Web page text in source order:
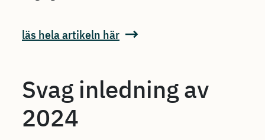
läs hela artikeln här
Svag inledning av
2024